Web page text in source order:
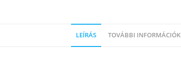
LEÍRÁS TOVÁBBI INFORMÁCIÓK